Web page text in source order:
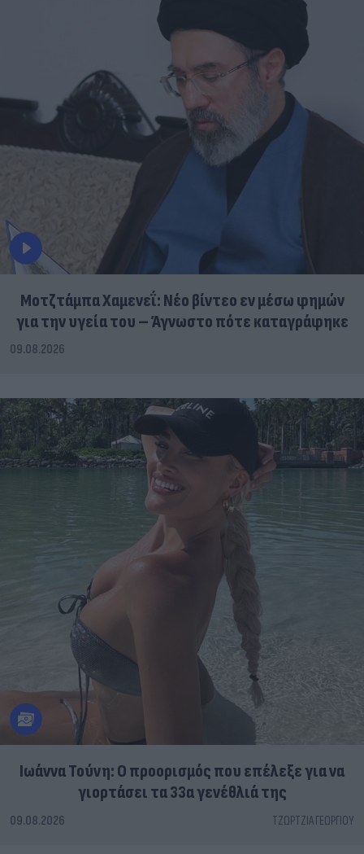
Μοτζτάμπα Χαμενεΐ: Νέο βίντεο εν μέσω φημών
για την υγεία του – Άγνωστο πότε καταγράφηκε
09.08.2026
Ιωάννα Τούνη: Ο προορισμός που επέλεξε για να
γιορτάσει τα 33α γενέθλιά της
09.08.2026 ΤΖΏΡΤΖΙΑ ΓΕΩΡΓΊΟΥ